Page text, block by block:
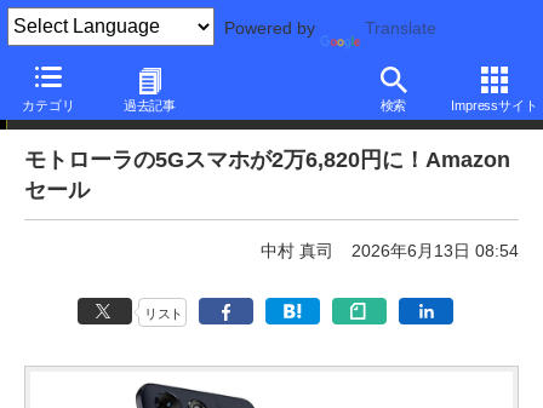
Powered by Translate
カテゴリ 過去記事 検索 Impressサイト
本日みつけたお買い得品
モトローラの5Gスマホが2万6,820円に！Amazon
セール
中村 真司 2026年6月13日 08:54
リスト